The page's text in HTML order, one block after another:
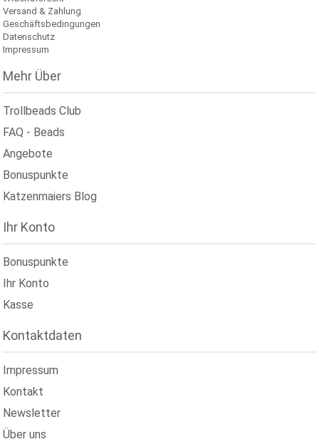
Versand & Zahlung
Geschäftsbedingungen
Datenschutz
Impressum
Mehr Über
Trollbeads Club
FAQ - Beads
Angebote
Bonuspunkte
Katzenmaiers Blog
Ihr Konto
Bonuspunkte
Ihr Konto
Kasse
Kontaktdaten
Impressum
Kontakt
Newsletter
Über uns